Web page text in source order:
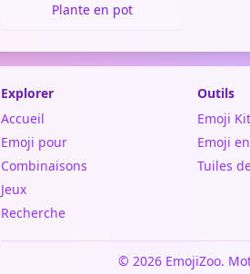
Plante en pot
Explorer
Accueil
Emoji pour
Combinaisons
Jeux
Recherche
Outils
Emoji
Emoji
Tuiles
© 2026 EmojiZoo.